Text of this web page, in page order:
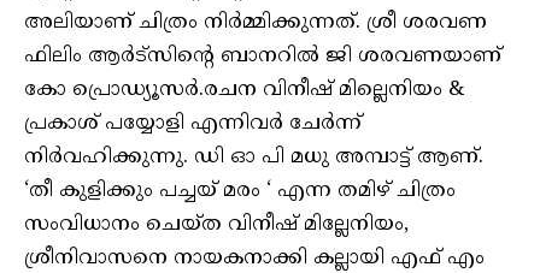
അലിയാണ് ചിത്രം നിർമ്മിക്കുന്നത്. ശ്രീ ശരവണ
ഫിലിം ആർട്സിന്റെ ബാനറിൽ ജി ശരവണയാണ്
കോ പ്രൊഡ്യൂസർ.രചന വിനീഷ് മില്ലെനിയം &
പ്രകാശ് പയ്യോളി എന്നിവർ ചേർന്ന്
നിർവഹിക്കുന്നു. ഡി ഓ പി മധു അമ്പാട്ട് ആണ്.
‘തീ കുളിക്കും പച്ചയ് മരം ‘ എന്ന തമിഴ് ചിത്രം
സംവിധാനം ചെയ്ത വിനീഷ് മില്ലേനിയം,
ശ്രീനിവാസനെ നായകനാക്കി കല്ലായി എഫ് എം